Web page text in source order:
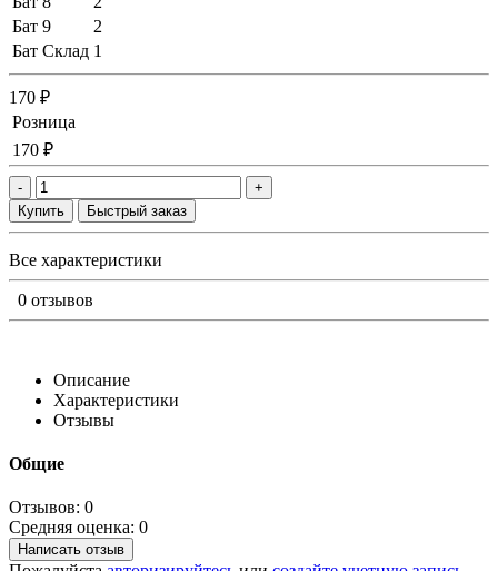
Бат 9
2
Бат Склад 1
170 ₽
Розница
170 ₽
-
+
Купить
Быстрый заказ
Все характеристики
0 отзывов
Описание
Характеристики
Отзывы
Общие
Отзывов: 0
Средняя оценка: 0
Написать отзыв